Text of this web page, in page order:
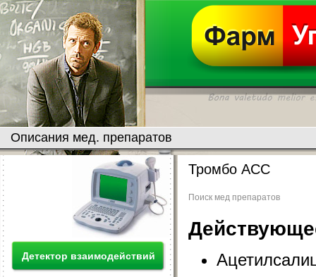
Описания мед. препаратов
Детектор взаимодействий
Тромбо АСС
Поиск мед препаратов